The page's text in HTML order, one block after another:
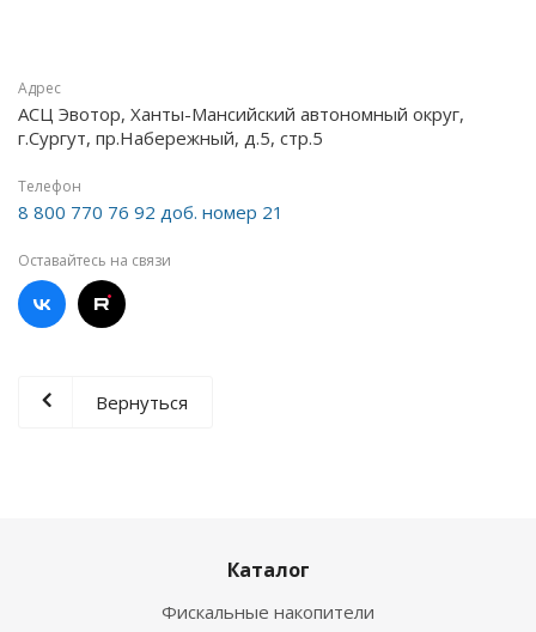
Адрес
АСЦ Эвотор, Ханты-Мансийский автономный округ,
г.Сургут, пр.Набережный, д.5, стр.5
Телефон
8 800 770 76 92 доб. номер 21
Оставайтесь на связи
Вернуться
Каталог
Фискальные накопители